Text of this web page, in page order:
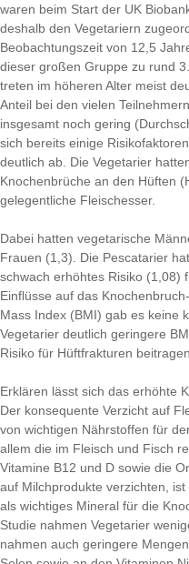
waren beim Start der UK
deshalb den Vegetariern
Beobachtungszeit von 12,5
dieser großen Gruppe zu rund
treten im höheren Alter meist
Anteil bei den vielen
insgesamt noch gering
sich bereits einige
deutlich ab. Die Vegetarier
Knochenbrüche an den Hüften
gelegentliche Fleischesser.
Dabei hatten vegetarische
Frauen (1,3). Die Pescatarier
schwach erhöhtes Risiko (1,08)
Einflüsse auf das
Mass Index (BMI) gab es keine
Vegetarier deutlich geringere
Risiko für Hüftfrakturen
Erklären lässt sich das erhöhte
Der konsequente Verzicht auf
von wichtigen Nährstoffen für
allem die im Fleisch und Fisch
Vitamine B12 und D sowie die
auf Milchprodukte verzichten,
als wichtiges Mineral für die
Studie nahmen Vegetarier
nahmen auch geringere